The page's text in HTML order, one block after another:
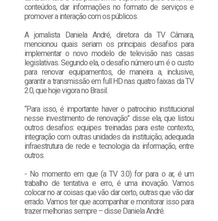
conteúdos, dar informações no formato de serviços e
promover a interação com os públicos.
A jornalista Daniela André, diretora da TV Câmara,
mencionou quais seriam os principais desafios para
implementar o novo modelo de televisão nas casas
legislativas. Segundo ela, o desafio número um é o custo
para renovar equipamentos, de maneira a, inclusive,
garantir a transmissão em full HD nas quatro faixas da TV
2.0, que hoje vigora no Brasil.
“Para isso, é importante haver o patrocínio institucional
nesse investimento de renovação” disse ela, que listou
outros desafios: equipes treinadas para este contexto,
integração com outras unidades da instituição; adequada
infraestrutura de rede e tecnologia da informação, entre
outros.
- No momento em que (a TV 3.0) for para o ar, é um
trabalho de tentativa e erro, é uma inovação. Vamos
colocar no ar coisas que vão dar certo, outras que vão dar
errado. Vamos ter que acompanhar e monitorar isso para
trazer melhorias sempre – disse Daniela André.